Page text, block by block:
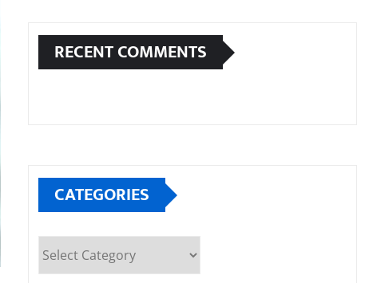
RECENT COMMENTS
CATEGORIES
Categories